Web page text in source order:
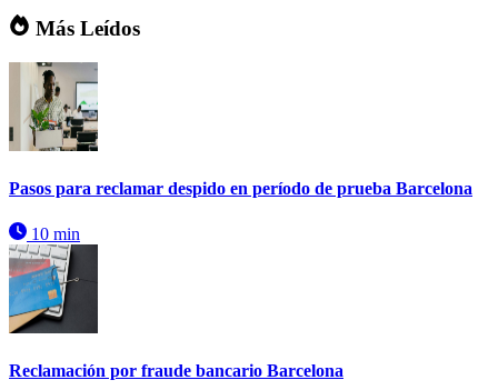
Más Leídos
Pasos para reclamar despido en período de prueba Barcelona
10 min
Reclamación por fraude bancario Barcelona